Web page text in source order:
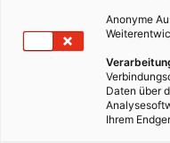
Anonyme
Daten über
Ihrem